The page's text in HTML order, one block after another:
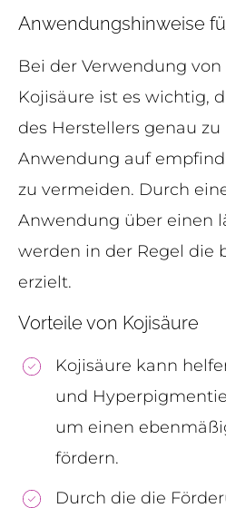
Anwendungshinweise
Bei der Verwendung
Kojisäure ist es wichtig,
des Herstellers genau
Anwendung auf
zu vermeiden. Durch
Anwendung über einen
werden in der Regel die
erzielt.
Vorteile von Kojisäure
Kojisäure kann
und
um einen
fördern.
Durch die die